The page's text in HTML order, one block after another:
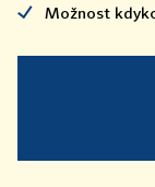
Možnost